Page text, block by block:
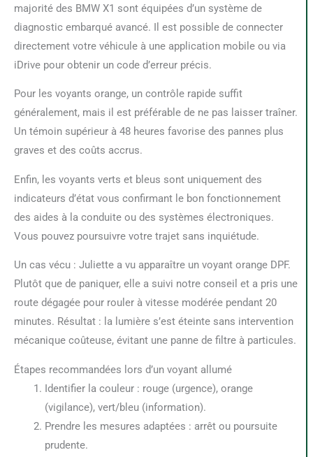
majorité des BMW X1 sont équipées d’un système de
diagnostic embarqué avancé. Il est possible de connecter
directement votre véhicule à une application mobile ou via
iDrive pour obtenir un code d’erreur précis.
Pour les voyants orange, un contrôle rapide suffit
généralement, mais il est préférable de ne pas laisser traîner.
Un témoin supérieur à 48 heures favorise des pannes plus
graves et des coûts accrus.
Enfin, les voyants verts et bleus sont uniquement des
indicateurs d’état vous confirmant le bon fonctionnement
des aides à la conduite ou des systèmes électroniques.
Vous pouvez poursuivre votre trajet sans inquiétude.
Un cas vécu : Juliette a vu apparaître un voyant orange DPF.
Plutôt que de paniquer, elle a suivi notre conseil et a pris une
route dégagée pour rouler à vitesse modérée pendant 20
minutes. Résultat : la lumière s’est éteinte sans intervention
mécanique coûteuse, évitant une panne de filtre à particules.
Étapes recommandées lors d’un voyant allumé
Identifier la couleur : rouge (urgence), orange
(vigilance), vert/bleu (information).
Prendre les mesures adaptées : arrêt ou poursuite
prudente.